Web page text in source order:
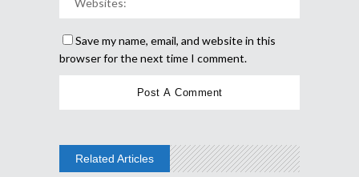
Save my name, email, and website in this
browser for the next time I comment.
Related Articles